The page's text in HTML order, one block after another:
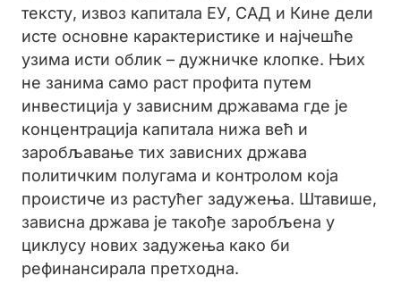
тексту, извоз капитала ЕУ, САД и Кине дели
исте основне карактеристике и најчешће
узима исти облик – дужничке клопке. Њих
не занима само раст профита путем
инвестиција у зависним државама где је
концентрација капитала нижа већ и
заробљавање тих зависних држава
политичким полугама и контролом која
проистиче из растућег задужења. Штавише,
зависна држава је такође заробљена у
циклусу нових задужења како би
рефинансирала претходна.